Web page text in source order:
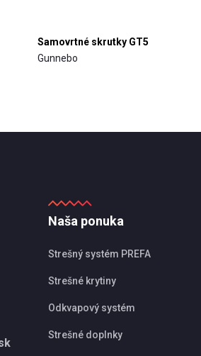
Samovrtné skrutky GT5
Gunnebo
Naša ponuka
Strešný systém PREFA
Strešné krytiny
Odkvapový systém
Strešné doplnky